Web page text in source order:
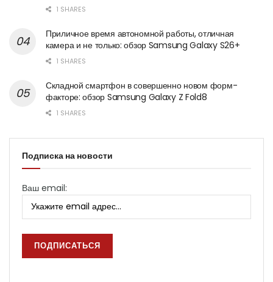
1 SHARES
Приличное время автономной работы, отличная
камера и не только: обзор Samsung Galaxy S26+
1 SHARES
Складной смартфон в совершенно новом форм-
факторе: обзор Samsung Galaxy Z Fold8
1 SHARES
Подписка на новости
Ваш email: